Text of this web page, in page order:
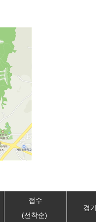
접수
(선착순)
경